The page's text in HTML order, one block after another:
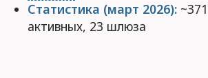
Статистика (март 2026):
активных, 23 шлюза